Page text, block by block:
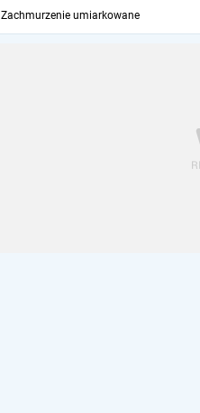
Zachmurzenie umiarkowane